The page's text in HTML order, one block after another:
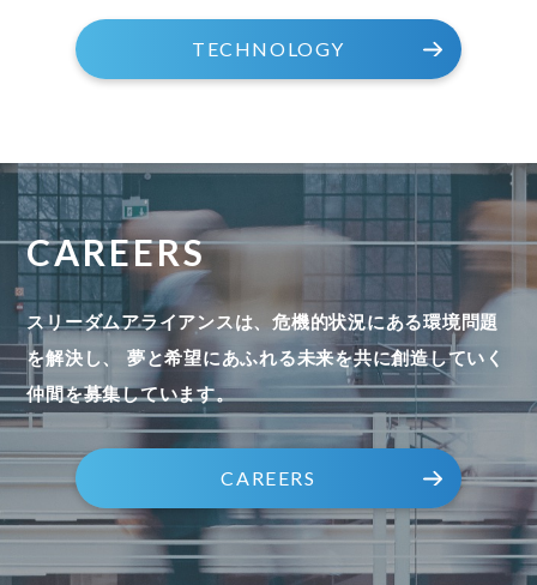
TECHNOLOGY
CAREERS
スリーダムアライアンスは、危機的状況にある環境問題
を解決し、
夢と希望にあふれる未来を共に創造していく
仲間を募集しています。
CAREERS